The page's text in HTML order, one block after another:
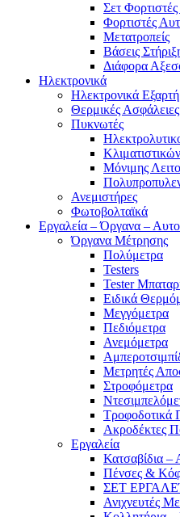
Σετ
Φορτιστές
Μετατροπείς
Βάσεις
Διάφορα
Ηλεκτρονικά
Ηλεκτρονικά
Θερμικές Ασφάλειες
Πυκνωτές
Μόνιμης
Ανεμιστήρες
Φωτοβολταϊκά
Εργαλεία – Όργανα –
Όργανα Μέτρησης
Πολύμετρα
Testers
Tester
Ειδικά
Μεγγόμετρα
Πεδιόμετρα
Ανεμόμετρα
Μετρητές
Στροφόμετρα
Τροφοδοτικά
Ακροδέκτες
Εργαλεία
Κατσαβίδια –
Πένσες &
ΣΕΤ
Ανιχνευτές